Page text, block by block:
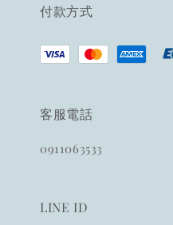
付款方式
客服電話
0911063533
LINE ID